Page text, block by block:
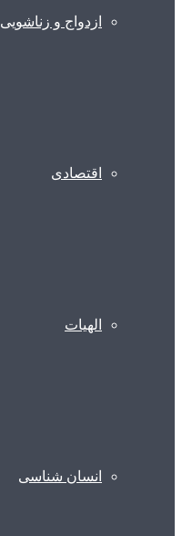
ازدواج و زناشویی
اقتصادی
الهیات
انسان شناسی